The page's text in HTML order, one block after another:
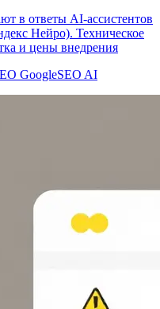
в ответы AI-ассистентов
Нейро). Техническое
и цены внедрения
GoogleSEO AI